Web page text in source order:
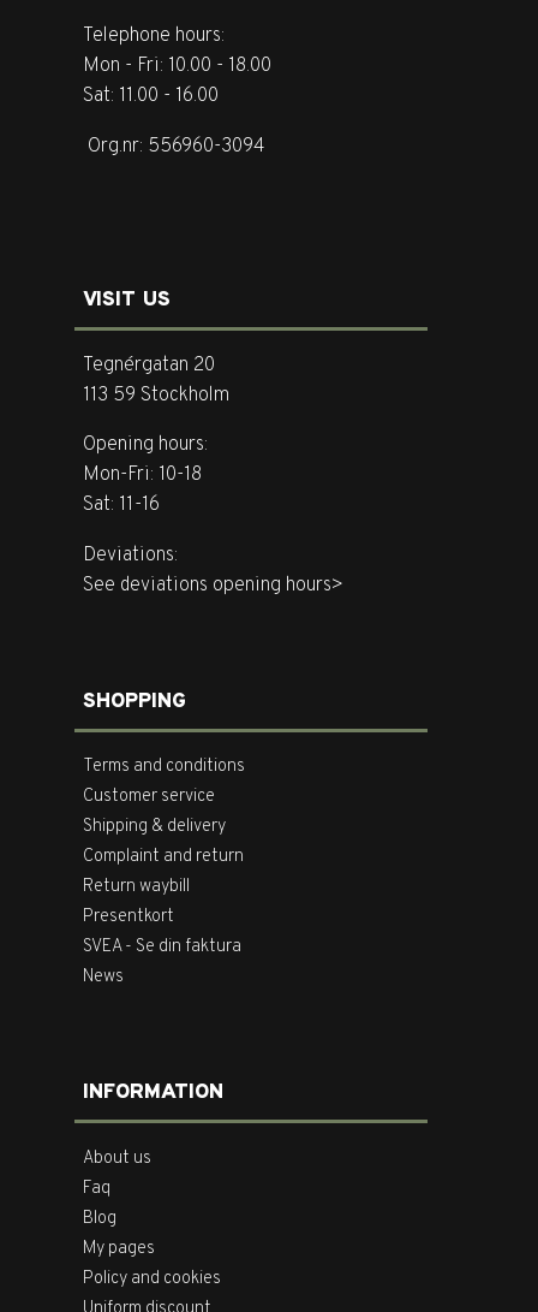
Telephone hours:
Mon - Fri: 10.00 - 18.00
Sat: 11.00 - 16.00
Org.nr: 556960-3094
VISIT US
Tegnérgatan 20
113 59 Stockholm
Opening hours:
Mon-Fri: 10-18
Sat: 11-16
Deviations:
See deviations opening hours>
SHOPPING
Terms and conditions
Customer service
Shipping & delivery
Complaint and return
Return waybill
Presentkort
SVEA - Se din faktura
News
INFORMATION
About us
Faq
Blog
My pages
Policy and cookies